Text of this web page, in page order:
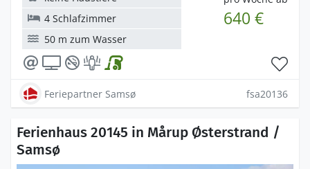
640 €
4 Schlafzimmer
50 m zum Wasser
Feriepartner Samsø fsa20136
Ferienhaus 20145 in Mårup Østerstrand /
Samsø